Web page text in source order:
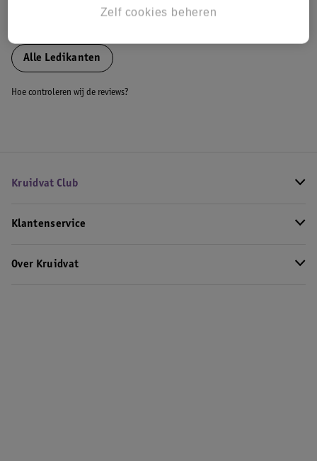
Alle Ledikanten
Hoe controleren wij de reviews?
Kruidvat Club
Klantenservice
Over Kruidvat
Zelf cookies beheren